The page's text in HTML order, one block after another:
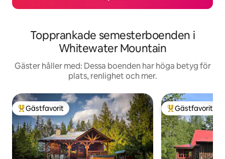
Topprankade semesterboenden i
Whitewater Mountain
Gäster håller med: Dessa boenden har höga betyg för
plats, renlighet och mer.
Populär gästfavorit
Gästfavorit Populär
Gästfavorit